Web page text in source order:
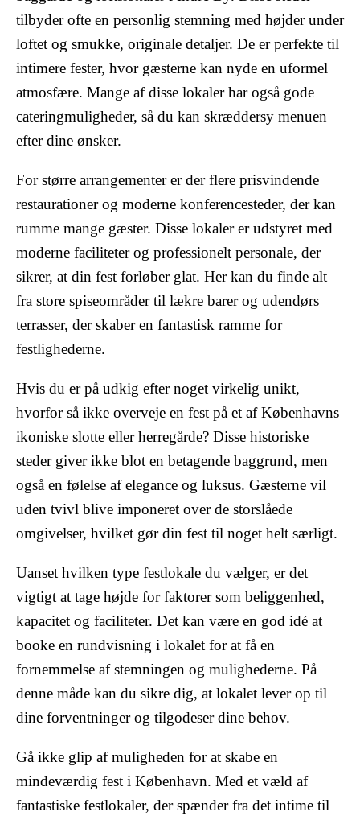
tilbyder ofte en personlig stemning med højder under
loftet og smukke, originale detaljer. De er perfekte til
intimere fester, hvor gæsterne kan nyde en uformel
atmosfære. Mange af disse lokaler har også gode
cateringmuligheder, så du kan skræddersy menuen
efter dine ønsker.
For større arrangementer er der flere prisvindende
restaurationer og moderne konferencesteder, der kan
rumme mange gæster. Disse lokaler er udstyret med
moderne faciliteter og professionelt personale, der
sikrer, at din fest forløber glat. Her kan du finde alt
fra store spiseområder til lækre barer og udendørs
terrasser, der skaber en fantastisk ramme for
festlighederne.
Hvis du er på udkig efter noget virkelig unikt,
hvorfor så ikke overveje en fest på et af Københavns
ikoniske slotte eller herregårde? Disse historiske
steder giver ikke blot en betagende baggrund, men
også en følelse af elegance og luksus. Gæsterne vil
uden tvivl blive imponeret over de storslåede
omgivelser, hvilket gør din fest til noget helt særligt.
Uanset hvilken type festlokale du vælger, er det
vigtigt at tage højde for faktorer som beliggenhed,
kapacitet og faciliteter. Det kan være en god idé at
booke en rundvisning i lokalet for at få en
fornemmelse af stemningen og mulighederne. På
denne måde kan du sikre dig, at lokalet lever op til
dine forventninger og tilgodeser dine behov.
Gå ikke glip af muligheden for at skabe en
mindeværdig fest i København. Med et væld af
fantastiske festlokaler, der spænder fra det intime til